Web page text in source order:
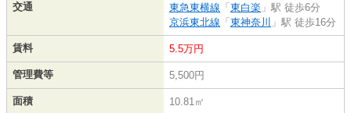
交通
東急東横線 「 東白楽 」駅 徒歩6分
京浜東北線 「 東神奈川 」駅 徒歩16分
賃料 5.5万円
管理費等 5,500円
面積 10.81㎡